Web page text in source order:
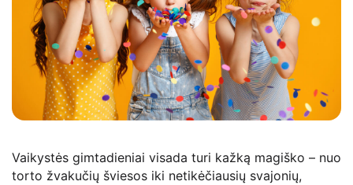
Vaikystės gimtadieniai visada turi kažką magiško – nuo
torto žvakučių šviesos iki netikėčiausių svajonių,